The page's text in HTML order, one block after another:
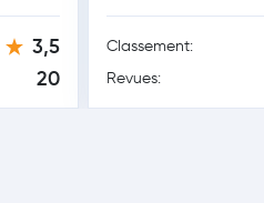
3,5
20
Classement:
Revues: